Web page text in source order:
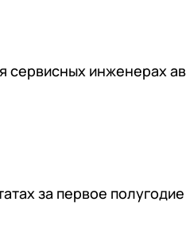
инженерах
за первое